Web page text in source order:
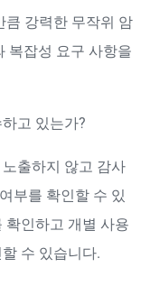
큼 강력한 무작위 암
복잡성 요구 사항을
고 있는가?
출하지 않고 감사
부를 확인할 수 있
확인하고 개별 사용
수 있습니다.